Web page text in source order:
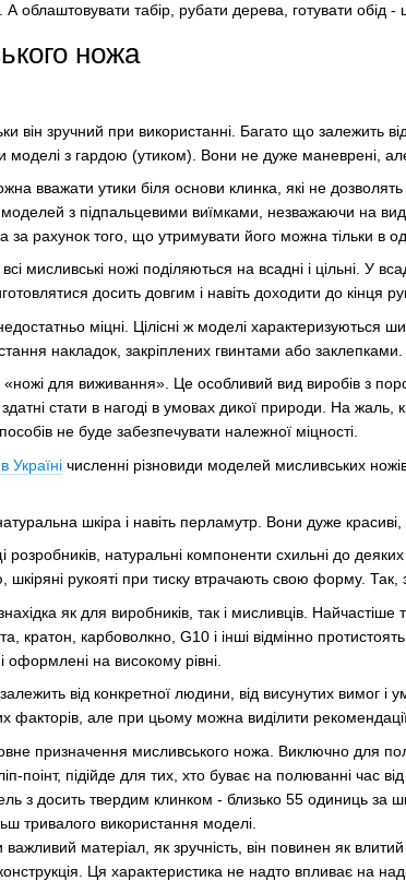
А облаштовувати табір, рубати дерева, готувати
ножа
він зручний при використанні. Багато що залежить
моделі з гардою (утиком). Вони не дуже маневрені,
вважати утики біля основи клинка, які не дозволять
з підпальцевими виїмками, незважаючи на
рахунок того, що утримувати його можна тільки в
мисливські ножі поділяються на всадні і цільні. У
досить довгим і навіть доходити до кінця
недостатньо міцні. Цілісні ж моделі
накладок, закріплених гвинтами або
для виживання». Це особливий вид виробів з
стати в нагоді в умовах дикої природи. На
не буде забезпечувати належної міцності.
Україні численні різновиди моделей мисливських
шкіра і навіть перламутр. Вони дуже
натуральні компоненти схильні до
шкіряні рукояті при тиску втрачають свою форму.
як для виробників, так і мисливців.
кратон, карбоволкно, G10 і інші відмінно
оформлені на високому рівні.
від конкретної людини, від висунутих
факторів, але при цьому можна виділити
призначення мисливського ножа. Виключно для
поінт, підійде для тих, хто буває на полюванні час
з досить твердим клинком - близько 55 одиниць
тривалого використання моделі.
важливий матеріал, як зручність, він повинен як
Ця характеристика не надто впливає на